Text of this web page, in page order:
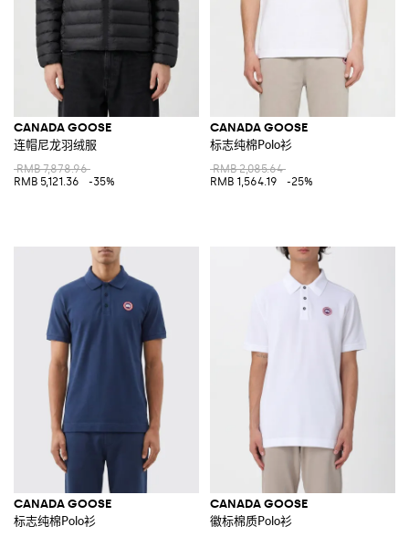
CANADA GOOSE
连帽尼龙羽绒服
RMB 7,878.96
RMB 5,121.36
-35%
CANADA GOOSE
标志纯棉Polo衫
RMB 2,085.64
RMB 1,564.19
-25%
CANADA GOOSE
标志纯棉Polo衫
CANADA GOOSE
徽标棉质Polo衫